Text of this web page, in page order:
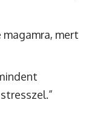
magamra, mert